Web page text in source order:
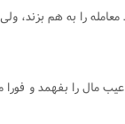
را به هم بزند،
عيب مال را بفهمد و